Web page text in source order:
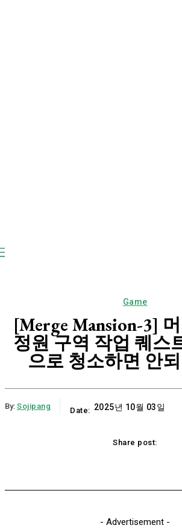
Game
[Merge Mansion-3]
정원 구역 작업 퀘스
으로 청소하면 안
By: Sojipang Date: 2025년 10월 03일
Share post:
- Advertisement -